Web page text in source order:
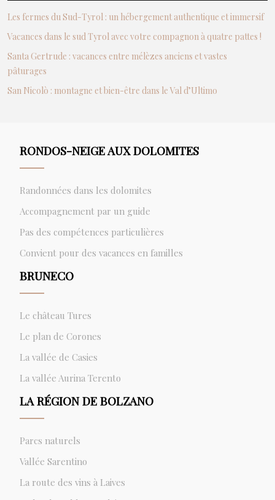
Les fermes du Sud-Tyrol : un hébergement authentique et immersif
Vacances dans le sud Tyrol avec votre compagnon à quatre pattes !
Santa Gertrude : vacances entre mélèzes anciens et vastes
pâturages
San Nicolò : montagne et bien-être dans le Val d’Ultimo
RONDOS-NEIGE AUX DOLOMITES
Randonnées dans les dolomites
Accompagnement par un guide
Pas des compétences particulières
Convient pour des vacances en familles
BRUNECO
Le château Tures
Le plan de Corones
La vallée de Casies
La vallée Aurina Terento
LA RÉGION DE BOLZANO
Parcs naturels
Vallée Sarentino
La route des vins à Laives